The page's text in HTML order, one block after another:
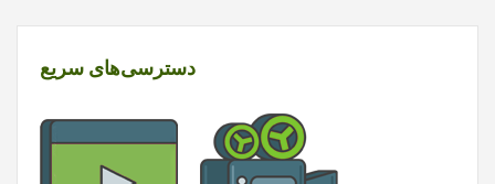
دسترسی‌های سریع